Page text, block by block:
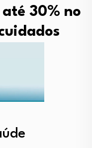
30% no